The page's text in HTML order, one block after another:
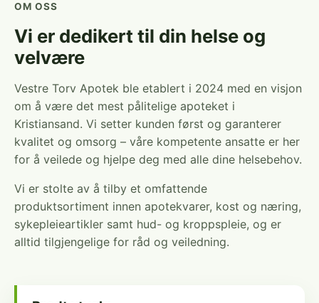
OM OSS
Vi er dedikert til din helse og
velvære
Vestre Torv Apotek ble etablert i 2024 med en visjon
om å være det mest pålitelige apoteket i
Kristiansand. Vi setter kunden først og garanterer
kvalitet og omsorg – våre kompetente ansatte er her
for å veilede og hjelpe deg med alle dine helsebehov.
Vi er stolte av å tilby et omfattende
produktsortiment innen apotekvarer, kost og næring,
sykepleieartikler samt hud- og kroppspleie, og er
alltid tilgjengelige for råd og veiledning.